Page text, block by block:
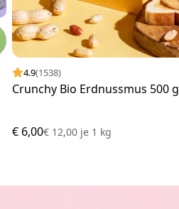
4.9(1538)
Crunchy Bio Erdnussmus 500 g
€ 6,00€ 12,00 je1 kg